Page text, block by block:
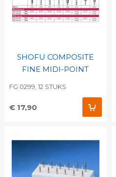
SHOFU COMPOSITE
FINE MIDI-POINT
FG 0299, 12 STUKS
€ 17,90